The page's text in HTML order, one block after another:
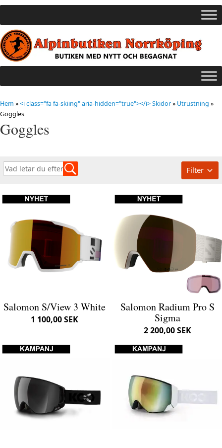
Hem »<i class="fa fa-skiing" aria-hidden="true"></i> Skidor» Utrustning »
Goggles
Goggles
Filter
Salomon S/View 3 White
1 100,00 SEK
Salomon Radium Pro S
Sigma
2 200,00 SEK